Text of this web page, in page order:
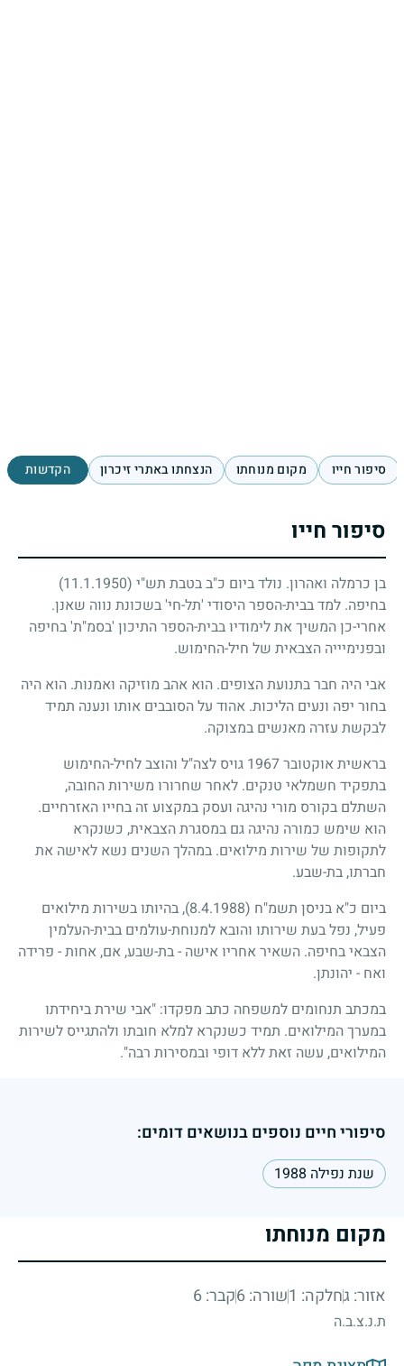
סיפור חייו מקום מנוחתו הנצחתו באתרי זיכרון הקדשות
סיפור חייו
בן כרמלה ואהרון. נולד ביום כ"ב בטבת תש"י (11.1.1950)
בחיפה. למד בבית-הספר היסודי 'תל-חי' בשכונת נווה שאנן.
אחרי-כן המשיך את לימודיו בבית-הספר התיכון 'בסמ"ת' בחיפה
ובפנימיייה הצבאית של חיל-החימוש.
אבי היה חבר בתנועת הצופים. הוא אהב מוזיקה ואמנות. הוא היה
בחור יפה ונעים הליכות. אהוד על הסובבים אותו ונענה תמיד
לבקשת עזרה מאנשים במצוקה.
בראשית אוקטובר1967 גויס לצה"ל והוצב לחיל-החימוש
בתפקיד חשמלאי טנקים. לאחר שחרורו משירות החובה,
השתלם בקורס מורי נהיגה ועסק במקצוע זה בחייו האזרחיים.
הוא שימש כמורה נהיגה גם במסגרת הצבאית, כשנקרא
לתקופות של שירות מילואים. במהלך השנים נשא לאישה את
חברתו, בת-שבע.
ביום כ"א בניסן תשמ"ח (8.4.1988)
, בהיותו בשירות מילואים
פעיל, נפל בעת שירותו והובא למנוחת-עולמים בבית-העלמין
הצבאי בחיפה. השאיר אחריו אישה - בת-שבע, אם, אחות - פרידה
ואח - יהונתן.
במכתב תנחומים למשפחה כתב מפקדו: "אבי שירת ביחידתו
במערך המילואים. תמיד כשנקרא למלא חובתו ולהתגייס לשירות
המילואים, עשה זאת ללא דופי ובמסירות רבה".
סיפורי חיים נוספים בנושאים דומים:
שנת נפילה 1988
מקום מנוחתו
אזור: גחלקה: 1 שורה: 6 קבר: 6
ת.נ.צ.ב.ה